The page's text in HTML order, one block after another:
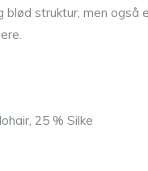
blød struktur, men
25 % Silke